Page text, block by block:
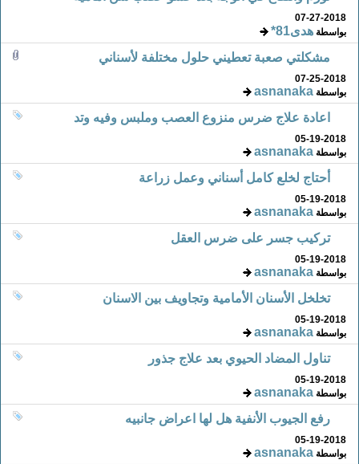
07-27-2018
بواسطةهدى81*
مشكلتي صعبة تعطيني حلول مختلفة لأسناني
07-25-2018
بواسطةasnanaka
اعادة علاج ضرس منزوع العصب وملبس وفيه وتد
05-19-2018
بواسطةasnanaka
أحتاج لخلع كامل أسناني وعمل زراعة
05-19-2018
بواسطةasnanaka
تركيب جسر على ضرس العقل
05-19-2018
بواسطةasnanaka
تخلخل الأسنان الأمامية وتجاويف بين الاسنان
05-19-2018
بواسطةasnanaka
تناول المضاد الحيوي بعد علاج جذور
05-19-2018
بواسطةasnanaka
رفع الجيوب الأنفية هل لها اعراض جانبيه
05-19-2018
بواسطةasnanaka